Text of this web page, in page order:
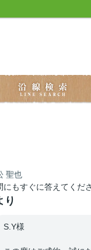
聖也
にもすぐに答えてくだ
り
S.Y様